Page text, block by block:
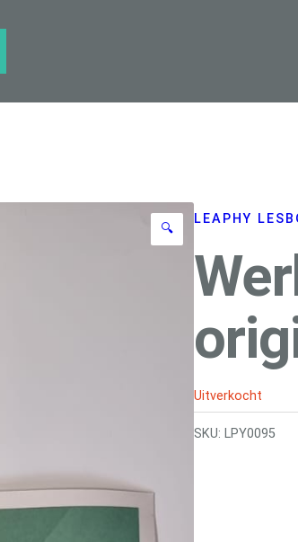
🔍
LEAPHY
Uitverkocht
SKU: LPY0095